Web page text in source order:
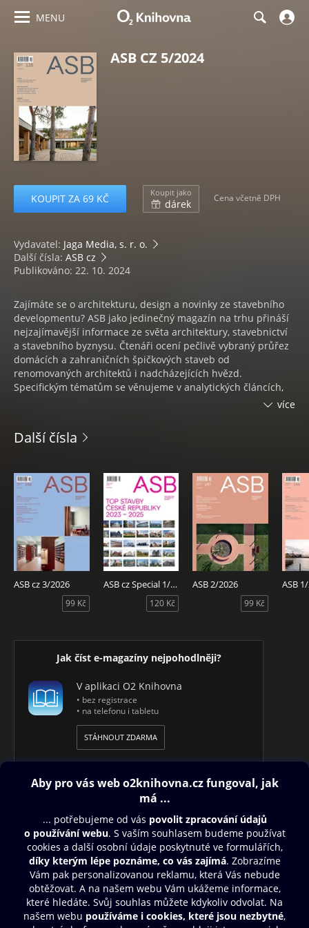
MENU
ASB CZ 5/2024
KOUPIT ZA 69 KČ Koupit jako
dárek Cena včetně DPH
Vydavatel: Jaga Media, s. r. o.
Další čísla: ASB cz
Publikováno: 22. 10. 2024
Zajímáte se o architekturu, design a novinky ze stavebního
developmentu? ASB jako jedinečný magazín na trhu přináší
nejzajímavější informace ze světa architektury, stavebnictví
a stavebního byznysu. Čtenáři ocení pečlivě vybraný průřez
domácích a zahraničních špičkových staveb od
renomovaných architektů i nadcházejících hvězd.
Specifickým tématům se věnujeme v analytických článcích,
rozhovorech s odborníky i v příkladných realizacích. Prostor
Nechybí tipy šéfredaktorky na nové publikace, výběr
architekti a projektanti, manažeři stavebních a
developerských firem a studenti.
více
Další čísla
ASB cz 3/2026
99 Kč
ASB cz Special 1/2026
120 Kč
ASB 2/2026
99 Kč
ASB
Jak číst e-magazíny nejpohodlněji?
V aplikaci O2 Knihovna
• bez registrace
• na telefonu i tabletu
STÁHNOUT ZDARMA
Obsah ke stažení
Moje O2 Knihovna
Další zábava